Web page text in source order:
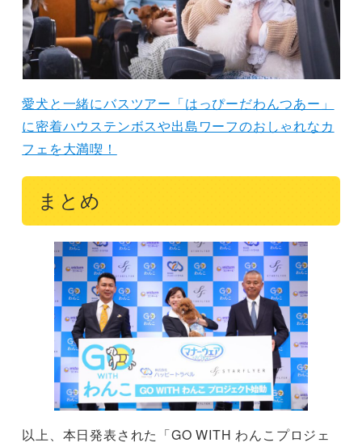
愛犬と一緒にバスツアー「はっぴーだわんつあー」
に密着ハウステンボスや出島ワーフのおしゃれなカ
フェを大満喫！
まとめ
以上、本日発表された「GO WITH わんこプロジェ